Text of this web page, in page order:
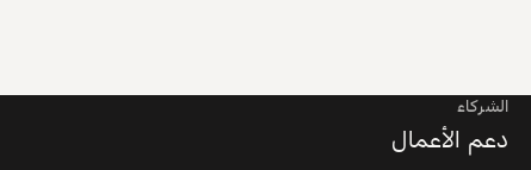
الشركاء
دعم الأعمال